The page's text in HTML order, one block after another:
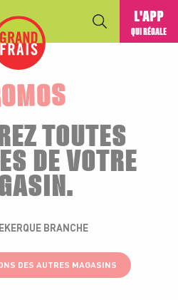
L'APP
QUI RÉGALE
TOUTES
DE VOTRE
BRANCHE
DES AUTRES MAGASINS